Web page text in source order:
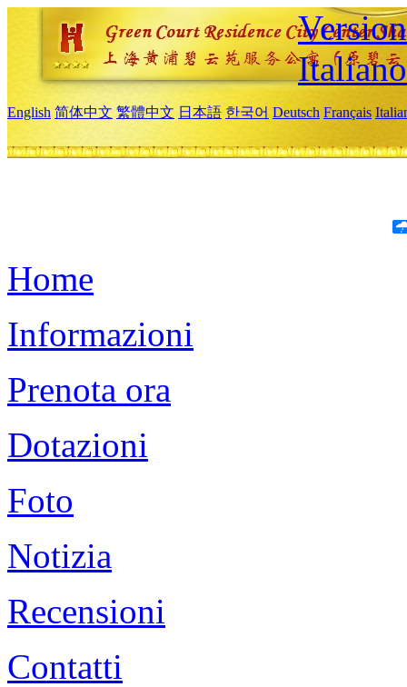
Italiano
English 简体中文 繁體中文 日本語 한국어 Deutsch Français
Home
Informazioni
Prenota ora
Dotazioni
Foto
Notizia
Recensioni
Contatti